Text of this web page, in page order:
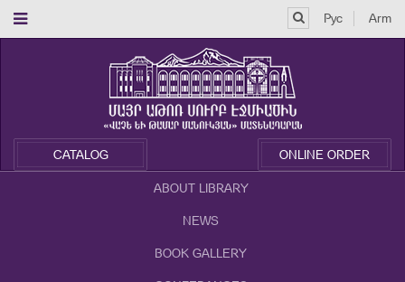
Рус Arm
CATALOG ONLINE ORDER
ABOUT LIBRARY
NEWS
BOOK GALLERY